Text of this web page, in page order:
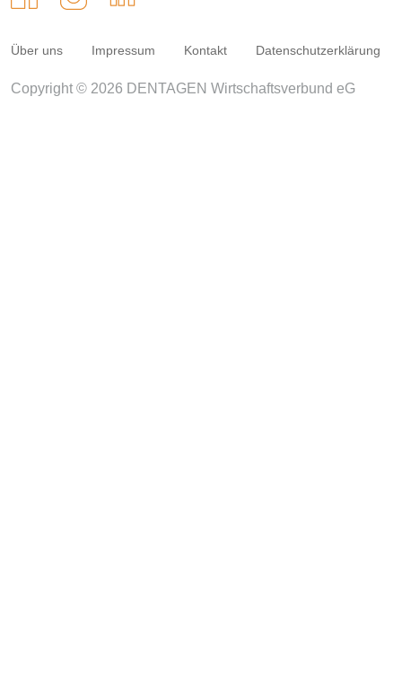
Über uns Impressum Kontakt Datenschutzerklärung
Copyright © 2026 DENTAGEN Wirtschaftsverbund eG